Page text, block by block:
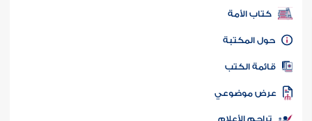
كتب PDF
كتاب الأمة
المكتبة
الكتب